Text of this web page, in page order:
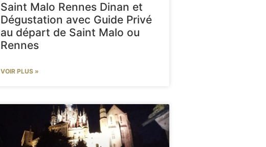
Saint Malo Rennes Dinan et
Dégustation avec Guide Privé
au départ de Saint Malo ou
Rennes
VOIR PLUS »